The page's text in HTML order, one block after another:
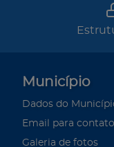
Município
Dados do
Email para contato
Galeria de fotos